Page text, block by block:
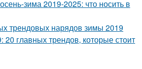
зима 2019-2025: что носить в
трендовых нарядов зимы 2019
20 главных трендов, которые стоит